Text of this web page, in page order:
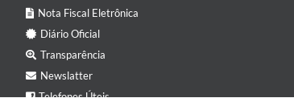
Nota Fiscal Eletrônica
Diário Oficial
Transparência
Newslatter